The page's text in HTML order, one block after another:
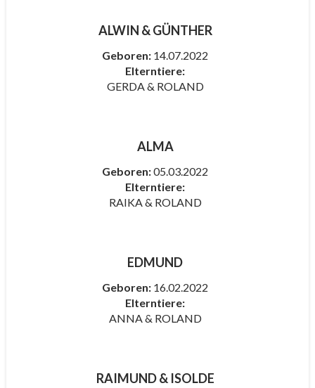
ALWIN & GÜNTHER
Geboren: 14.07.2022
Elterntiere:
GERDA & ROLAND
ALMA
Geboren:05.03.2022
Elterntiere:
RAIKA & ROLAND
EDMUND
Geboren: 16.02.2022
Elterntiere:
ANNA & ROLAND
RAIMUND & ISOLDE